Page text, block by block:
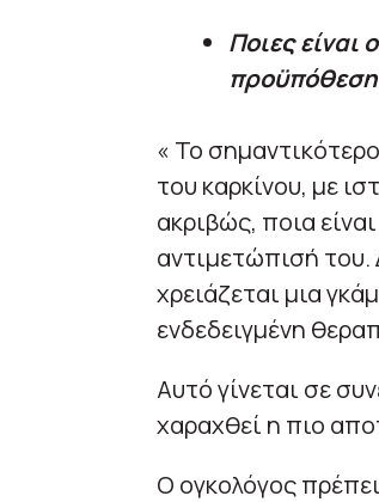
Ποιες είναι
προϋπόθεση
« Το
του καρκίνου, με
ακριβώς, ποια
αντιμετώπισή του.
χρειάζεται μια
ενδεδειγμένη
Αυτό γίνεται σε
χαραχθεί η πιο
Ο ογκολόγος